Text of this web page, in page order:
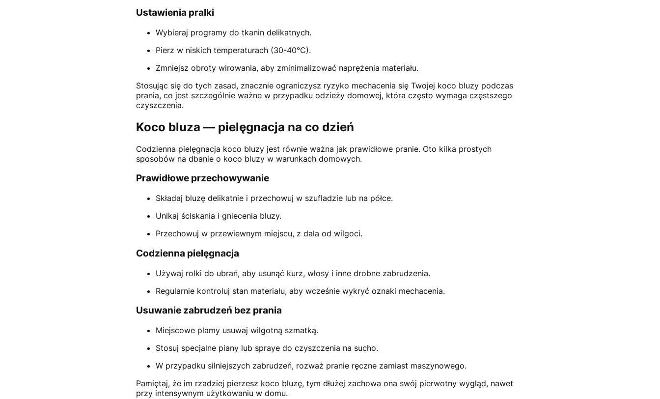
Ustawienia pralki
Wybieraj programy do tkanin delikatnych.
Pierz w niskich temperaturach (30-40°C).
Zmniejsz obroty wirowania, aby zminimalizować naprężenia materiału.
Stosując się do tych zasad, znacznie ograniczysz ryzyko mechacenia się Twojej koco bluzy podczas
prania, co jest szczególnie ważne w przypadku odzieży domowej, która często wymaga częstszego
czyszczenia.
Koco bluza — pielęgnacja na co dzień
Codzienna pielęgnacja koco bluzy jest równie ważna jak prawidłowe pranie. Oto kilka prostych
sposobów na dbanie o koco bluzy w warunkach domowych.
Prawidłowe przechowywanie
Składaj bluzę delikatnie i przechowuj w szufladzie lub na półce.
Unikaj ściskania i gniecenia bluzy.
Przechowuj w przewiewnym miejscu, z dala od wilgoci.
Codzienna pielęgnacja
Używaj rolki do ubrań, aby usunąć kurz, włosy i inne drobne zabrudzenia.
Regularnie kontroluj stan materiału, aby wcześnie wykryć oznaki mechacenia.
Usuwanie zabrudzeń bez prania
Miejscowe plamy usuwaj wilgotną szmatką.
Stosuj specjalne piany lub spraye do czyszczenia na sucho.
W przypadku silniejszych zabrudzeń, rozważ pranie ręczne zamiast maszynowego.
Pamiętaj, że im rzadziej pierzesz koco bluzę, tym dłużej zachowa ona swój pierwotny wygląd, nawet
przy intensywnym użytkowaniu w domu.